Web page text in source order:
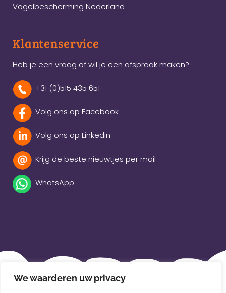
We waarderen uw privacy
Vogelbescherming Nederland
Klantenservice
Heb je een vraag of wil je een afspraak maken?
+31 (0)515 435 651
Volg ons op Facebook
Volg ons op Linkedin
Krijg de beste nieuwtjes per mail
WhatsApp
Beleidsverklaring